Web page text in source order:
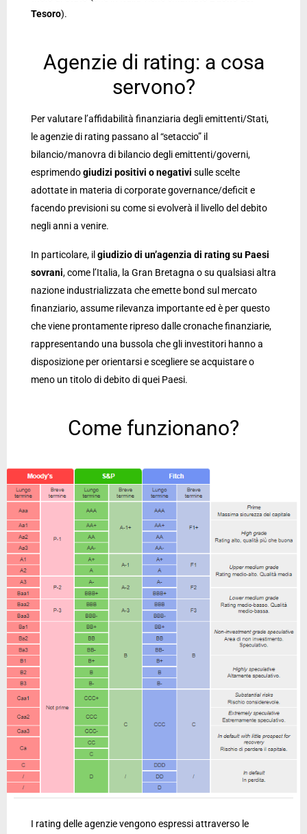
Tesoro).
Agenzie di rating: a cosa
servono?
Per valutare l’affidabilità finanziaria degli emittenti/Stati,
le agenzie di rating passano al “setaccio” il
bilancio/manovra di bilancio degli emittenti/governi,
esprimendogiudizi positivi o negativi sulle scelte
adottate in materia di corporate governance/deficit e
facendo previsioni su come si evolverà il livello del debito
negli anni a venire.
In particolare, il giudizio di un’agenzia di rating su Paesi
sovrani, come l’Italia, la Gran Bretagna o su qualsiasi altra
nazione industrializzata che emette bond sul mercato
finanziario, assume rilevanza importante ed è per questo
che viene prontamente ripreso dalle cronache finanziarie,
rappresentando una bussola che gli investitori hanno a
disposizione per orientarsi e scegliere se acquistare o
meno un titolo di debito di quei Paesi.
Come funzionano?
I rating delle agenzie vengono espressi attraverso le